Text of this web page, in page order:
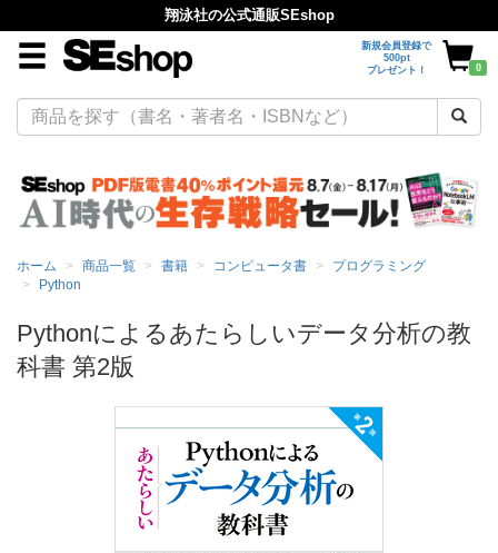
翔泳社の公式通販SEshop
新規会員登録で
500pt
プレゼント！
0
ホーム 商品一覧 書籍 コンピュータ書
プログラミング
Python
Pythonによるあたらしいデータ分析の教
科書 第2版